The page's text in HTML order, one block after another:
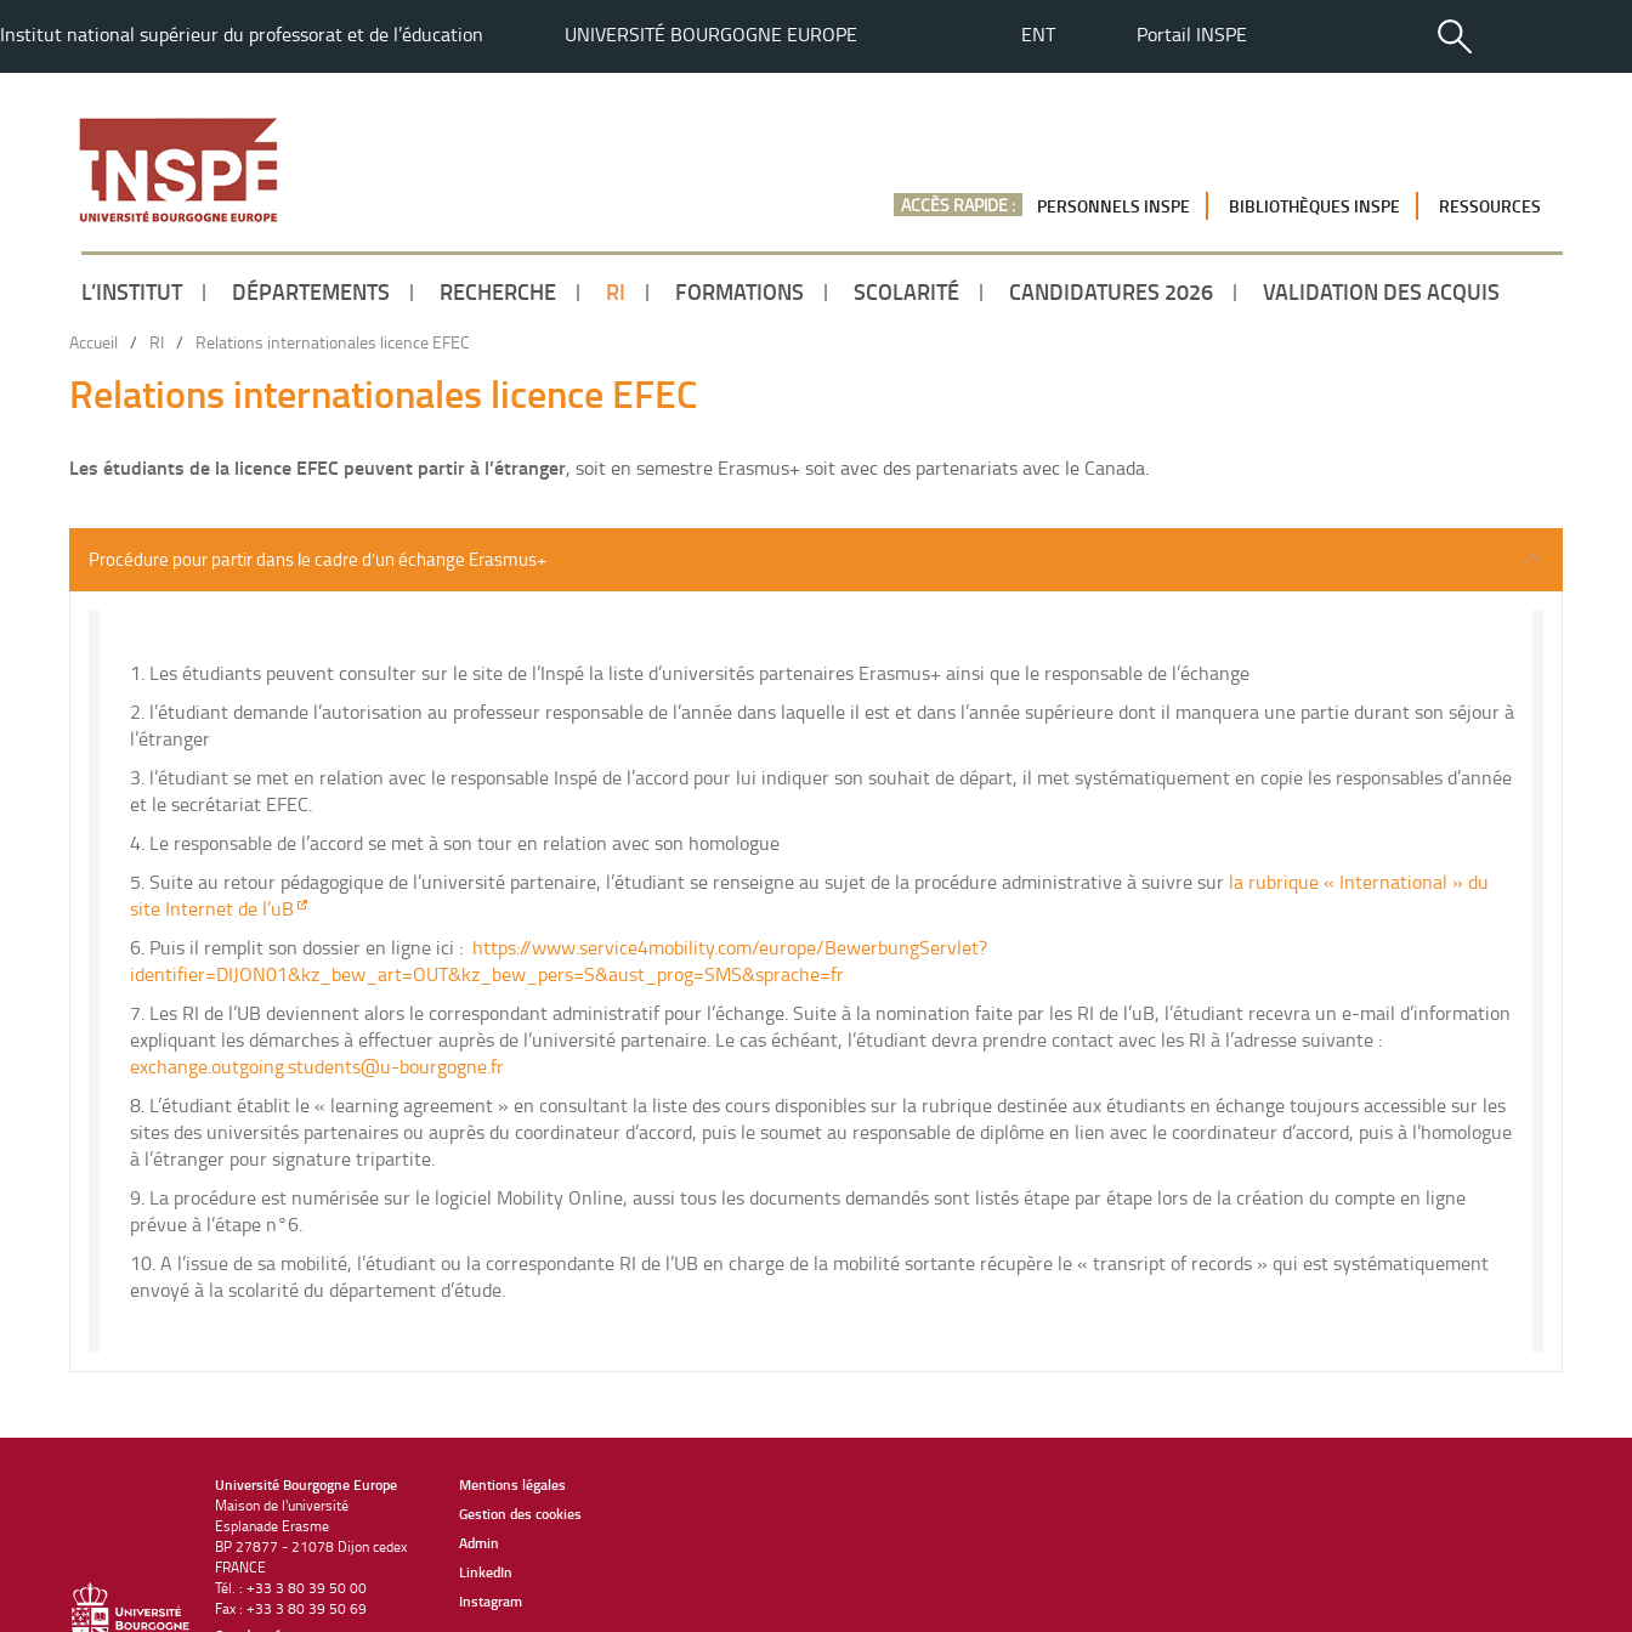
Institut national supérieur du professorat et de l’éducation UNIVERSITÉ BOURGOGNE EUROPE ENT Portail INSPE
ACCÈS RAPIDE : PERSONNELS INSPE BIBLIOTHÈQUES INSPE RESSOURCES
L’INSTITUT DÉPARTEMENTS RECHERCHE RI FORMATIONS SCOLARITÉ CANDIDATURES 2026 VALIDATION DES ACQUIS
Accueil / RI / Relations internationales licence EFEC
Relations internationales licence EFEC
Les étudiants de la licence EFEC peuvent partir à l’étranger, soit en semestre Erasmus+ soit avec des partenariats avec le Canada.
Procédure pour partir dans le cadre d’un échange Erasmus+
Les étudiants peuvent consulter sur le site de l’Inspé la liste d’universités partenaires Erasmus+ ainsi que le responsable de l’échange
l’étudiant demande l’autorisation au professeur responsable de l’année dans laquelle il est et dans l’année supérieure dont il manquera une partie durant son séjour à
l’étranger
l’étudiant se met en relation avec le responsable Inspé de l’accord pour lui indiquer son souhait de départ, il met systématiquement en copie les responsables d’année
et le secrétariat EFEC.
Le responsable de l’accord se met à son tour en relation avec son homologue
Suite au retour pédagogique de l’université partenaire, l’étudiant se renseigne au sujet de la procédure administrative à suivre sur la rubrique « International » du
site Internet de l’uB
Puis il remplit son dossier en ligne ici : https://www.service4mobility.com/europe/BewerbungServlet?
identifier=DIJON01&kz_bew_art=OUT&kz_bew_pers=S&aust_prog=SMS&sprache=fr
Les RI de l’UB deviennent alors le correspondant administratif pour l’échange. Suite à la nomination faite par les RI de l’uB, l’étudiant recevra un e-mail d’information
expliquant les démarches à effectuer auprès de l’université partenaire. Le cas échéant, l’étudiant devra prendre contact avec les RI à l’adresse suivante :
exchange.outgoing.students@u-bourgogne.fr
L’étudiant établit le « learning agreement » en consultant la liste des cours disponibles sur la rubrique destinée aux étudiants en échange toujours accessible sur les
sites des universités partenaires ou auprès du coordinateur d’accord, puis le soumet au responsable de diplôme en lien avec le coordinateur d’accord, puis à l’homologue
à l’étranger pour signature tripartite.
La procédure est numérisée sur le logiciel Mobility Online, aussi tous les documents demandés sont listés étape par étape lors de la création du compte en ligne
prévue à l’étape n°6.
A l’issue de sa mobilité, l’étudiant ou la correspondante RI de l’UB en charge de la mobilité sortante récupère le « transript of records » qui est systématiquement
envoyé à la scolarité du département d’étude.
Université Bourgogne Europe
Maison de l'université
Esplanade Erasme
BP 27877 - 21078 Dijon cedex
FRANCE
Tél. : +33 3 80 39 50 00
Fax : +33 3 80 39 50 69
Mentions légales
Gestion des cookies
Admin
LinkedIn
Instagram